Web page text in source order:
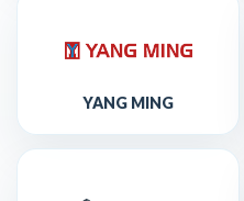
YANG MING